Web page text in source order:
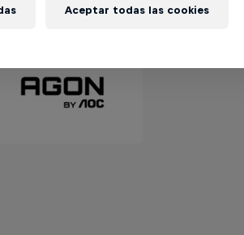
Aceptar todas las cookies